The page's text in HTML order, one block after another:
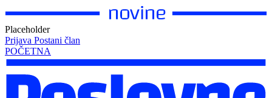
Placeholder
Prijava Postani član
POČETNA